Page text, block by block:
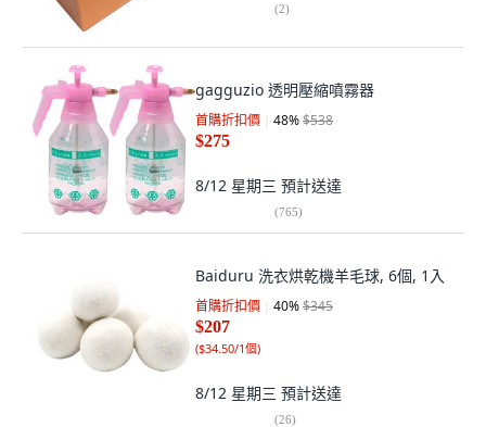
(2)
gagguzio 透明壓縮噴霧器
首購折扣價 48%$538
$275
8/12 星期三 預計送達
(765)
Baiduru 洗衣烘乾機羊毛球, 6個, 1入
首購折扣價 40%$345
$207
($34.50/1個)
8/12 星期三 預計送達
(26)